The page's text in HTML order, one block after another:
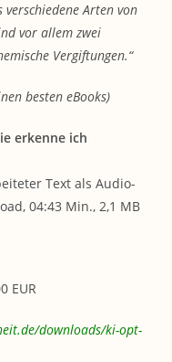
Arten von
vor allem zwei
Vergiftungen.“
besten eBooks)
erkenne ich
Text als Audio-
04:43 Min., 2,1 MB
EUR
downloads/ki-opt-